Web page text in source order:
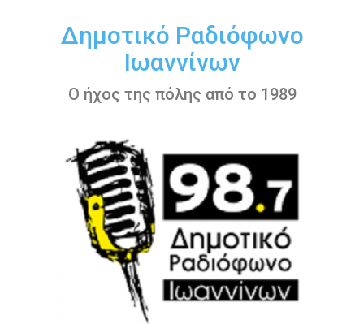
περιεχόμενοΔημοτικό Ραδιόφωνο
Ιωαννίνων
Ο ήχος της πόλης από το 1989